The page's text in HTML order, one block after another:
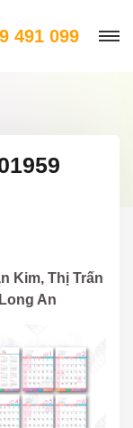
491 099
Kim, Thị Trấn
An